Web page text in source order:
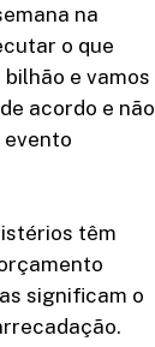
na
o que
e vamos
acordo e não
evento
têm
significam o